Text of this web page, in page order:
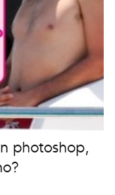
photoshop,